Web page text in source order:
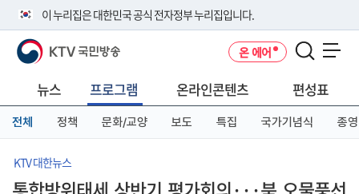
이 누리집은 대한민국 공식 전자정부 누리집입니다.
공식 누리집 주소 확인하기
니다.
이밖에 or.kr 또는 .kr등 다른 도메인 주소를 사용하고 있다면 아래 URL에
서 도메인 주소를 확인해 보세요
KTV 국민방송 온 에어
뉴스 프로그램 온라인콘텐츠 편성표
전체 정책 문화/교양 보도 특집 국가기념식 종영
KTV 대한뉴스